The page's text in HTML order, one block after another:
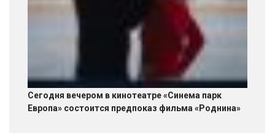
Сегодня вечером в кинотеатре «Синема парк
Европа» состоится предпоказ фильма «Роднина»